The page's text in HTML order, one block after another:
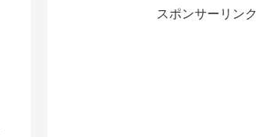
スポンサーリンク